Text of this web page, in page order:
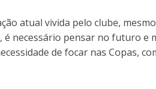
atual vivida pelo clube,
é necessário pensar no futuro
de focar nas Copas,